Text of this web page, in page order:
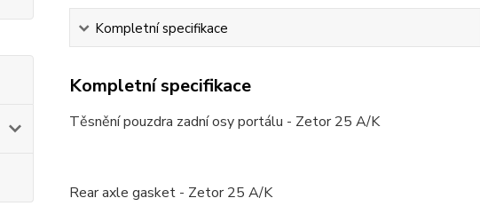
Kompletní specifikace
Kompletní specifikace
Těsnění pouzdra zadní osy portálu - Zetor 25 A/K
Rear axle gasket - Zetor 25 A/K